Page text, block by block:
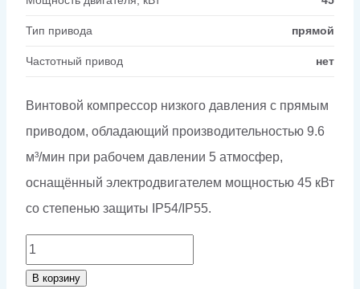
Тип привода прямой
Частотный привод нет
Винтовой компрессор низкого давления с прямым
приводом, обладающий производительностью 9.6
м³/мин при рабочем давлении 5 атмосфер,
оснащённый электродвигателем мощностью 45 кВт
со степенью защиты IP54/IP55.
Количество
товара
В корзину